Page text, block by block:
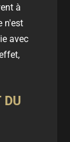
à
n'est
avec
DU